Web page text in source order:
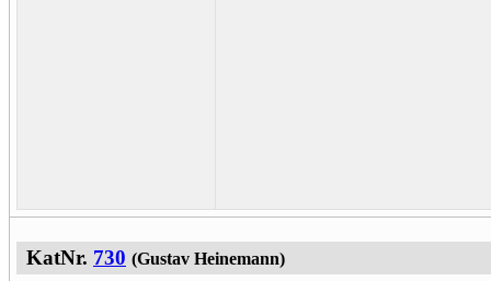
KatNr. 730 (Gustav Heinemann)